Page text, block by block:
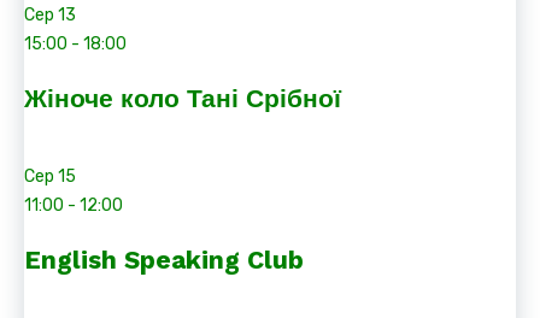
Сер 13
15:00 - 18:00
Жіноче коло Тані Срібної
Сер 15
11:00 - 12:00
English Speaking Club